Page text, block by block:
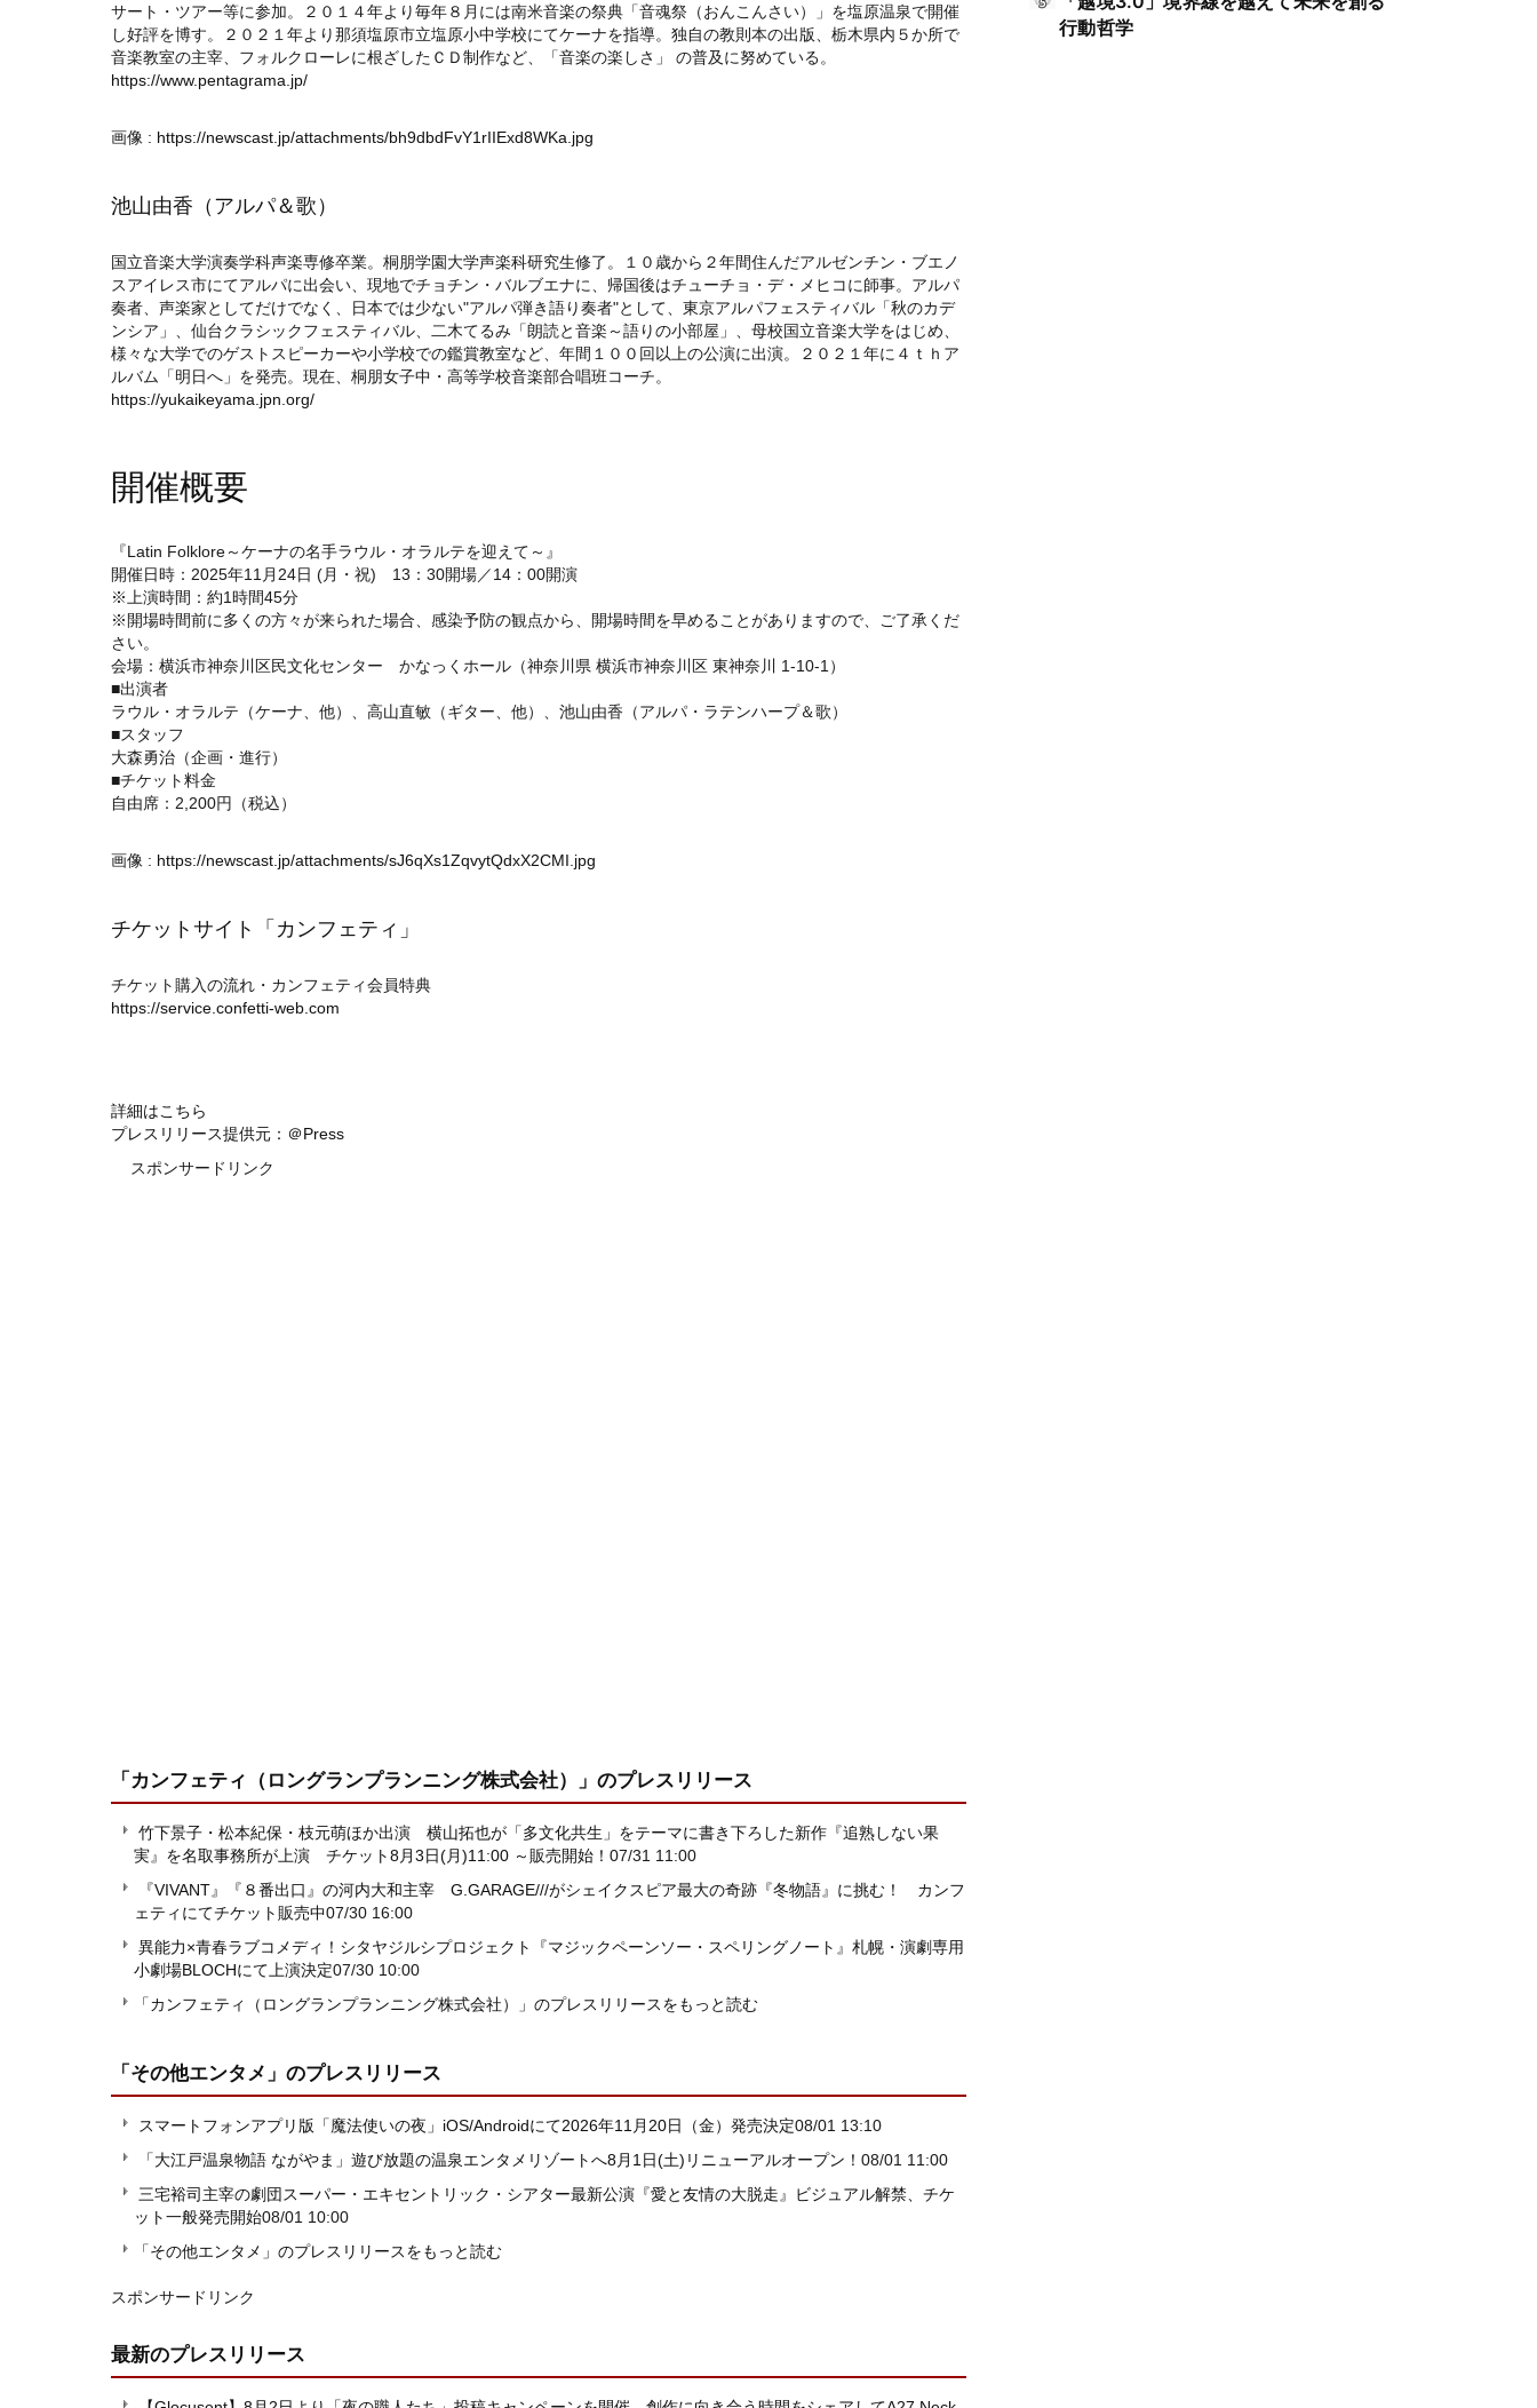
サート・ツアー等に参加。２０１４年より毎年８月には南米音楽の祭典「音魂祭（おんこんさい）」を塩原温泉で開催
し好評を博す。２０２１年より那須塩原市立塩原小中学校にてケーナを指導。独自の教則本の出版、栃木県内５か所で
音楽教室の主宰、フォルクローレに根ざしたＣＤ制作など、「音楽の楽しさ」 の普及に努めている。
https://www.pentagrama.jp/
画像 : https://newscast.jp/attachments/bh9dbdFvY1rIIExd8WKa.jpg
池山由香（アルパ＆歌）
国立音楽大学演奏学科声楽専修卒業。桐朋学園大学声楽科研究生修了。１０歳から２年間住んだアルゼンチン・ブエノ
スアイレス市にてアルパに出会い、現地でチョチン・バルブエナに、帰国後はチューチョ・デ・メヒコに師事。アルパ
奏者、声楽家としてだけでなく、日本では少ない"アルパ弾き語り奏者"として、東京アルパフェスティバル「秋のカデ
ンシア」、仙台クラシックフェスティバル、二木てるみ「朗読と音楽～語りの小部屋」、母校国立音楽大学をはじめ、
様々な大学でのゲストスピーカーや小学校での鑑賞教室など、年間１００回以上の公演に出演。２０２１年に４ｔｈア
ルバム「明日へ」を発売。現在、桐朋女子中・高等学校音楽部合唱班コーチ。
https://yukaikeyama.jpn.org/
開催概要
『Latin Folklore～ケーナの名手ラウル・オラルテを迎えて～』
開催日時：2025年11月24日 (月・祝) 13：30開場／14：00開演
※上演時間：約1時間45分
※開場時間前に多くの方々が来られた場合、感染予防の観点から、開場時間を早めることがありますので、ご了承くだ
さい。
会場：横浜市神奈川区民文化センター かなっくホール（神奈川県 横浜市神奈川区 東神奈川 1-10-1）
■出演者
ラウル・オラルテ（ケーナ、他）、高山直敏（ギター、他）、池山由香（アルパ・ラテンハープ＆歌）
■スタッフ
大森勇治（企画・進行）
■チケット料金
自由席：2,200円（税込）
画像 : https://newscast.jp/attachments/sJ6qXs1ZqvytQdxX2CMI.jpg
チケットサイト「カンフェティ」
チケット購入の流れ・カンフェティ会員特典
https://service.confetti-web.com
詳細はこちら
プレスリリース提供元：＠Press
スポンサードリンク
「カンフェティ（ロングランプランニング株式会社）」 のプレスリリース
竹下景子・松本紀保・枝元萌ほか出演 横山拓也が「多文化共生」をテーマに書き下ろした新作『追熟しない果
実』を名取事務所が上演 チケット8月3日(月)11:00 ～販売開始！ 07/31 11:00
『VIVANT』『８番出口』の河内大和主宰 G.GARAGE///がシェイクスピア最大の奇跡『冬物語』に挑む！ カンフ
ェティにてチケット販売中07/30 16:00
異能力×青春ラブコメディ！シタヤジルシプロジェクト『マジックペーンソー・スペリングノート』札幌・演劇専用
小劇場BLOCHにて上演決定07/30 10:00
「カンフェティ（ロングランプランニング株式会社）」のプレスリリースをもっと読む
「その他エンタメ」 のプレスリリース
スマートフォンアプリ版「魔法使いの夜」iOS/Androidにて2026年11月20日（金）発売決定08/01 13:10
「大江戸温泉物語 ながやま」遊び放題の温泉エンタメリゾートへ8月1日(土)リニューアルオープン！ 08/01 11:00
三宅裕司主宰の劇団スーパー・エキセントリック・シアター最新公演『愛と友情の大脱走』ビジュアル解禁、チケ
ット一般発売開始08/01 10:00
「その他エンタメ」のプレスリリースをもっと読む
スポンサードリンク
最新のプレスリリース
行動哲学